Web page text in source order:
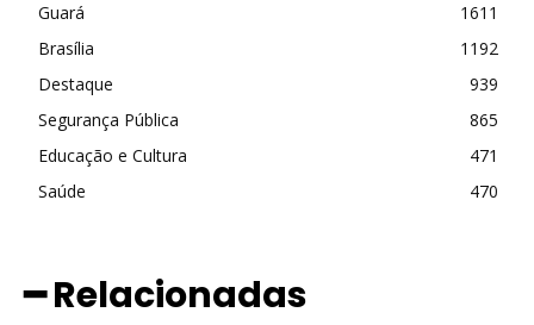
Guará
1611
Brasília
1192
Destaque
939
Segurança Pública
865
Educação e Cultura
471
Saúde
470
━ Relacionadas